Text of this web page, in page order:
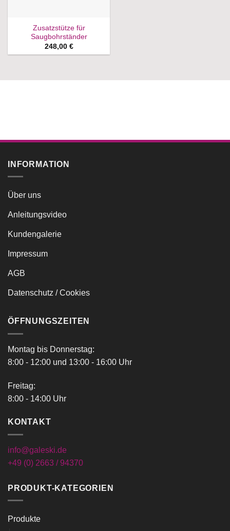
Zusatzstütze für
Saugbohrständer
248,00 €
INFORMATION
Über uns
Anleitungsvideo
Kundengalerie
Impressum
AGB
Datenschutz / Cookies
ÖFFNUNGSZEITEN
Montag bis Donnerstag:
8:00 - 12:00 und 13:00 - 16:00 Uhr
Freitag:
8:00 - 14:00 Uhr
KONTAKT
info@galeski.de
+49 (0) 2663 / 94370
PRODUKT-KATEGORIEN
Produkte